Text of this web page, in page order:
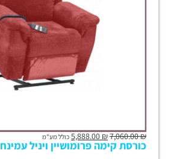
₪
7,060.00
₪ כולל מע"מ
כורסת קימה פרומושיין ויניל עמינח 2 מנועים